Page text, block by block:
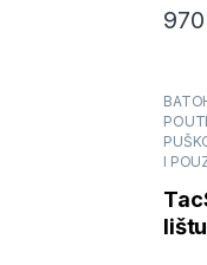
970
I
lištu